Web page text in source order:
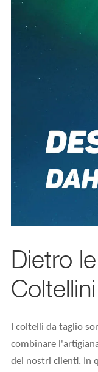
Dietro
I coltelli da taglio
combinare
dei nostri clienti. In